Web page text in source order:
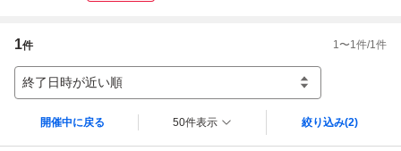
1件 1 〜1 件/1 件
終了日時が近い順
開催中に戻る 50件表示 絞り込み(2)